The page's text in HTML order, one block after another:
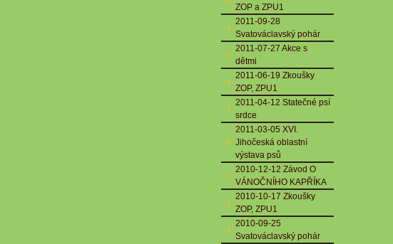
ZOP a ZPU1
2011-09-28
Svatováclavský pohár
2011-07-27 Akce s
dětmi
2011-06-19 Zkoušky
ZOP, ZPU1
2011-04-12 Statečné psí
srdce
2011-03-05 XVI.
Jihočeská oblastní
výstava psů
2010-12-12 Závod O
VÁNOČNÍHO KAPŘÍKA
2010-10-17 Zkoušky
ZOP, ZPU1
2010-09-25
Svatováclavský pohár